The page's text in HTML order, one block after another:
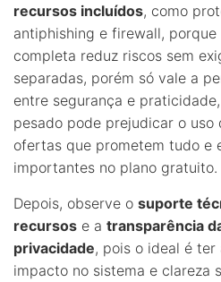
recursos incluídos, como
antiphishing e firewall, porque
completa reduz riscos sem
separadas, porém só vale a
entre segurança e
pesado pode prejudicar o uso
ofertas que prometem tudo e
importantes no plano gratuito.
Depois, observe o suporte
recursos e a transparência
privacidade, pois o ideal é
impacto no sistema e clareza